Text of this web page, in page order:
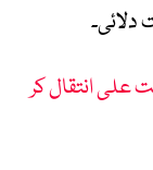
علی انتقال کر